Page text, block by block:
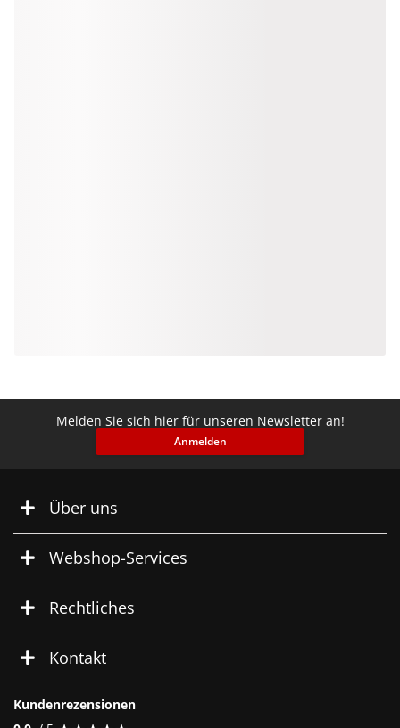
Melden Sie sich hier für unseren Newsletter an!
Anmelden
Über uns
Webshop-Services
Rechtliches
Kontakt
Kundenrezensionen